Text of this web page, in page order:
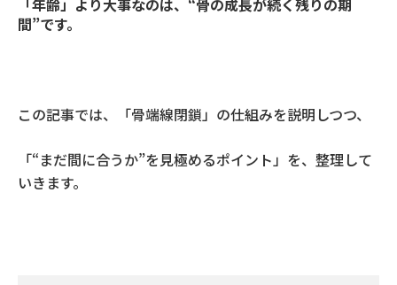
「年齢」より大事なのは、“骨の成長が続く残りの期
間”です。
この記事では、「骨端線閉鎖」の仕組みを説明しつつ、
「“まだ間に合うか”を見極めるポイント」 を、整理して
いきます。